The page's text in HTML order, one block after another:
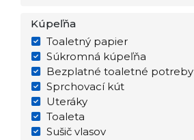
Kúpeľňa
Toaletný papier
Súkromná kúpeľňa
Bezplatné toaletné potreby
Sprchovací kút
Uteráky
Toaleta
Sušič vlasov